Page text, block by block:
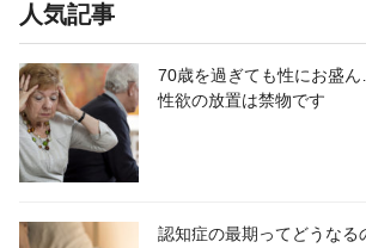
人気記事
70歳を過ぎても性にお盛
性欲の放置は禁物です
認知症の最期ってどうな